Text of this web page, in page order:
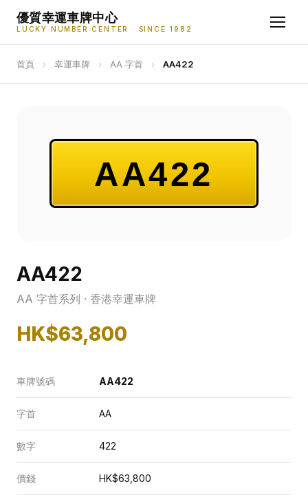
優質幸運車牌中心
LUCKY NUMBER CENTER · SINCE 1982
首頁 › 幸運車牌 › AA 字首 › AA422
AA422
AA422
AA 字首系列 · 香港幸運車牌
HK$63,800
車牌號碼 AA422
字首 AA
數字 422
價錢 HK$63,800